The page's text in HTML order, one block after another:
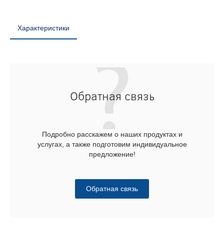
Характеристики
Обратная связь
Подробно расскажем о наших продуктах и
услугах, а также подготовим индивидуальное
предложение!
Обратная связь